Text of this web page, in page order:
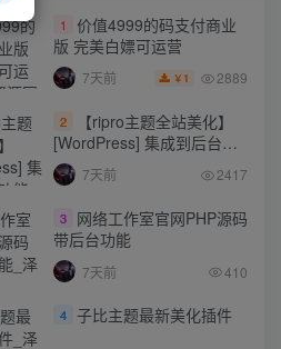
1
价值4999的码支付商业
版 完美白嫖可运营
7天前 ￥ 1 2889
2
【ripro主题全站美化】
[WordPress] 集成到后台功
能的全站美化包
WordPress…
7天前 2417
3
网络工作室官网PHP源码
带后台功能
7天前 410
4 子比主题最新美化插件